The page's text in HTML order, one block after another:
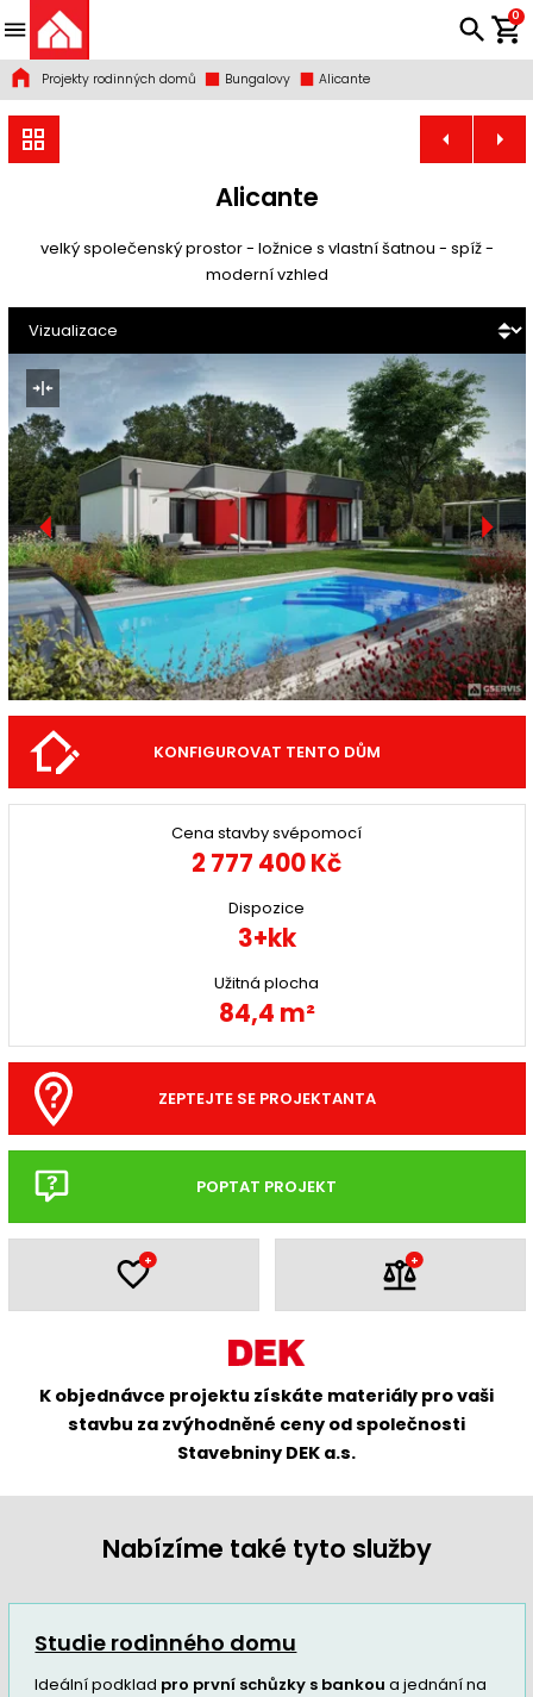
0
Projekty rodinných domů Bungalovy Alicante
Alicante
velký společenský prostor - ložnice s vlastní šatnou - spíž -
moderní vzhled
KONFIGUROVAT TENTO DŮM
Cena stavby svépomocí
2 777 400 Kč
Dispozice
3+kk
Užitná plocha
84,4 m²
ZEPTEJTE SE PROJEKTANTA
POPTAT PROJEKT
+ +
K objednávce projektu získáte materiály pro vaši
stavbu za zvýhodněné ceny od společnosti
Stavebniny DEK a.s.
Nabízíme také tyto služby
Studie rodinného domu
Ideální podklad pro první schůzky s bankou a jednání na